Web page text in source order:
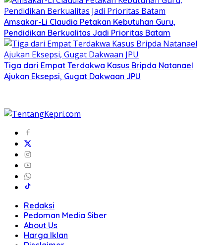
Amsakar-Li Claudia Petakan Kebutuhan Guru,
Pendidikan Berkualitas Jadi Prioritas Batam
Tiga dari Empat Terdakwa Kasus Bripda Natanael
Ajukan Eksepsi, Gugat Dakwaan JPU
Redaksi
Pedoman Media Siber
About Us
Harga Iklan